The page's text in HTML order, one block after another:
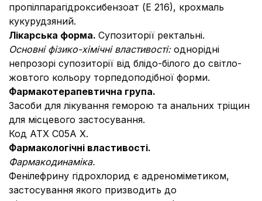
пропілпарагідроксибензоат (Е 216), крохмаль
кукурудзяний.
Лікарська форма. Супозиторії ректальні.
Основні фізико-хімічні властивості: однорідні
непрозорі супозиторії від блідо-білого до світло-
жовтого кольору торпедоподібної форми.
Фармакотерапевтична група.
Засоби для лікування геморою та анальних тріщин
для місцевого застосування.
Код АТХ С05А Х.
Фармакологічні властивості.
Фармакодинаміка.
Фенілефрину гідрохлорид є адреноміметиком,
застосування якого призводить до